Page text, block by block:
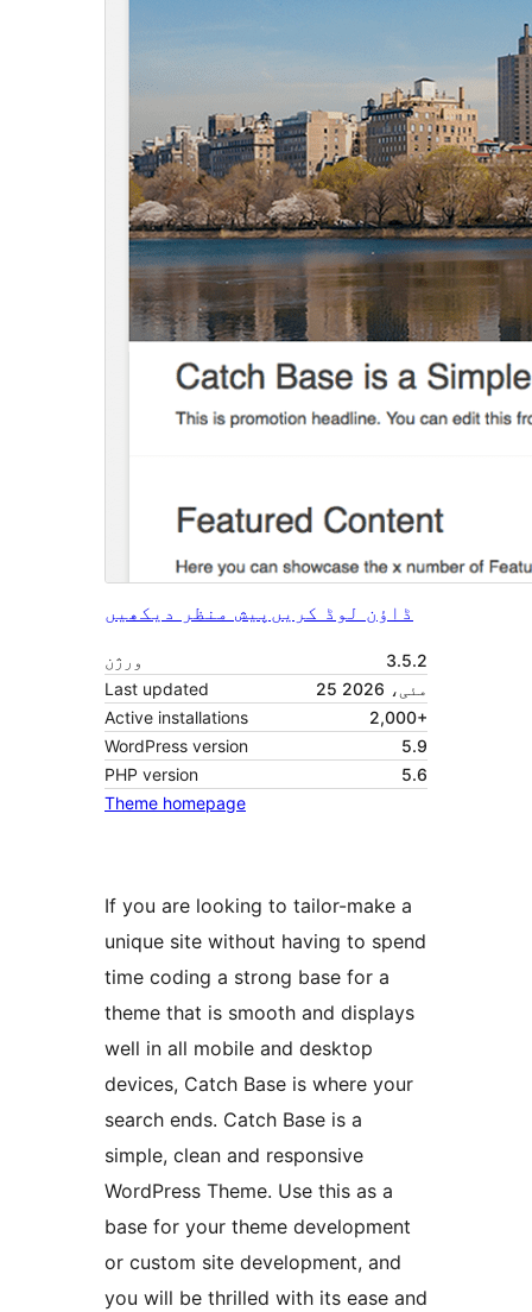
پیش منظر دیکھیں ڈاؤن لوڈ کریں
ورژن
3.5.2
Last updated
25 مئی، 2026
Active installations
2,000+
WordPress version
5.9
PHP version
5.6
Theme homepage
If you are looking to tailor-make a
unique site without having to spend
time coding a strong base for a
theme that is smooth and displays
well in all mobile and desktop
devices, Catch Base is where your
search ends. Catch Base is a
simple, clean and responsive
WordPress Theme. Use this as a
base for your theme development
or custom site development, and
you will be thrilled with its ease and